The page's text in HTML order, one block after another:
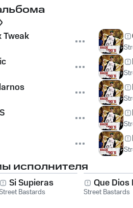
Tweak
исполнителя
Si Supieras
Bastards
Que Dios
Street Bastards